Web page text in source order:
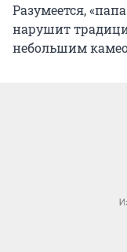
Разумеется,
нарушит
небольшим